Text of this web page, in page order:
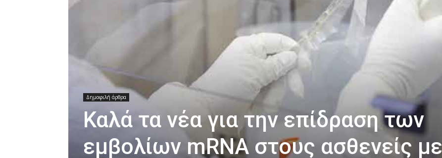
Δημοφιλή άρθρα
Καλά τα νέα για την επίδραση των
εμβολίων mRNA στους ασθενείς με